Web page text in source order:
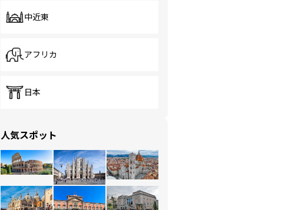
中近東
アフリカ
日本
人気スポット